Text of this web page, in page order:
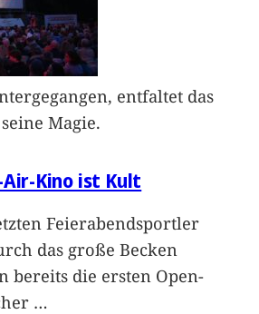
entfaltet das
Magie.
Kino ist Kult
Feierabendsportler
das große Becken
bereits die ersten Open-
…